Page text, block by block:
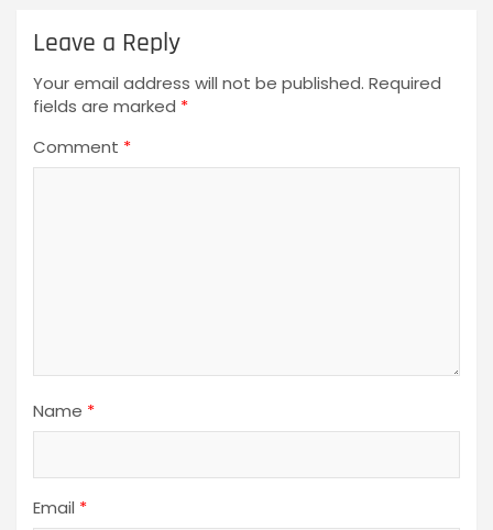
Leave a Reply
Your email address will not be published. Required
fields are marked *
Comment *
Name *
Email *